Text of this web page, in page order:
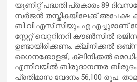
യൂണിറ്റ് പദ്ധതി പ്രകാരം 89
സർജൻ തസ്തികയിലേക്ക് അപേക്ഷ
ബി.വി.എസ്.സിയും എ എച്ചുമാണ്
സ്റ്റേറ്റ് വെറ്ററിനറി കൗൺസിൽ
ഉണ്ടായിരിക്കണം. ക്ലിനിക്കൽ
ഗൈനക്കോളജി, ക്ലിനിക്കൽ
എന്നിവയിൽ ബിരുദാനന്തര ബിരുദം
പ്രതിമാസ വേദനം 56,100 രൂപ.